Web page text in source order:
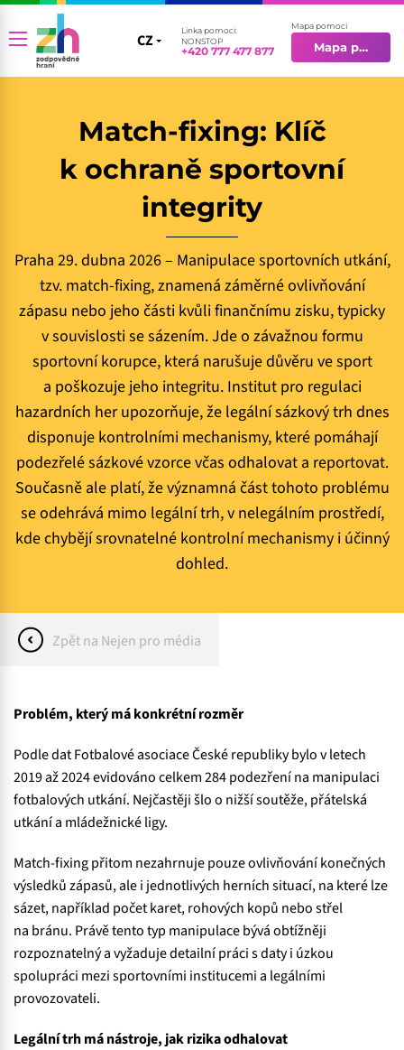
CZ
CZ
Linka pomoci:
NONSTOP
+420 777 477 877
Mapa pomoci
Mapa pomoci
Match-fixing: Klíč
k ochraně sportovní
integrity
Praha 29. dubna 2026 – Manipulace sportovních utkání,
tzv. match-fixing, znamená záměrné ovlivňování
zápasu nebo jeho části kvůli finančnímu zisku, typicky
v souvislosti se sázením. Jde o závažnou formu
sportovní korupce, která narušuje důvěru ve sport
a poškozuje jeho integritu. Institut pro regulaci
hazardních her upozorňuje, že legální sázkový trh dnes
disponuje kontrolními mechanismy, které pomáhají
podezřelé sázkové vzorce včas odhalovat a reportovat.
Současně ale platí, že významná část tohoto problému
se odehrává mimo legální trh, v nelegálním prostředí,
kde chybějí srovnatelné kontrolní mechanismy i účinný
dohled.
Zpět na Nejen pro média
Problém, který má konkrétní rozměr
Podle dat Fotbalové asociace České republiky bylo v letech
2019 až 2024 evidováno celkem 284 podezření na manipulaci
fotbalových utkání. Nejčastěji šlo o nižší soutěže, přátelská
utkání a mládežnické ligy.
Match-fixing přitom nezahrnuje pouze ovlivňování konečných
výsledků zápasů, ale i jednotlivých herních situací, na které lze
sázet, například počet karet, rohových kopů nebo střel
na bránu. Právě tento typ manipulace bývá obtížněji
rozpoznatelný a vyžaduje detailní práci s daty i úzkou
spolupráci mezi sportovními institucemi a legálními
provozovateli.
Legální trh má nástroje, jak rizika odhalovat